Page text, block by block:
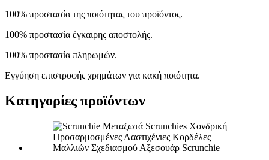
100% προστασία της ποιότητας του προϊόντος.
100% προστασία έγκαιρης αποστολής.
100% προστασία πληρωμών.
Εγγύηση επιστροφής χρημάτων για κακή ποιότητα.
Κατηγορίες προϊόντων